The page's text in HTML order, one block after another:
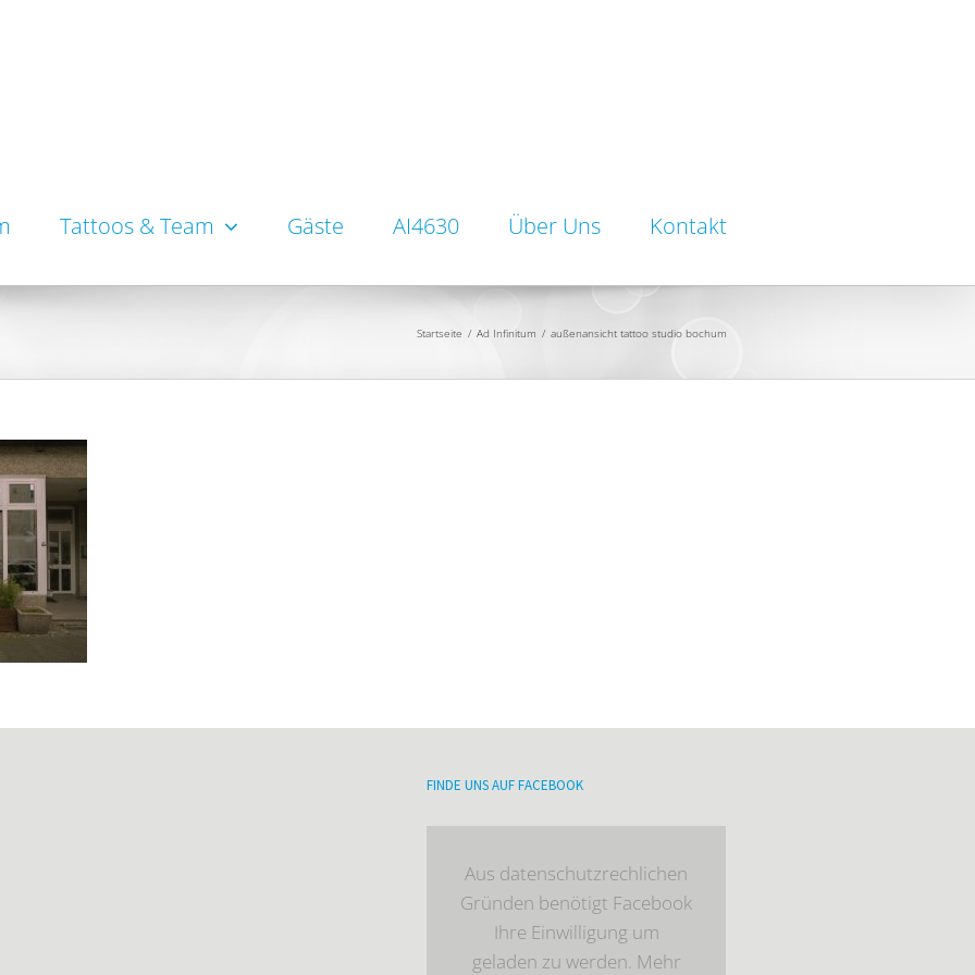
Tattoos & Team Gäste AI4630 Über Uns Kontakt
Startseite / Ad Infinitum / außenansicht tattoo studio bochum
FINDE UNS AUF FACEBOOK
Aus datenschutzrechlichen
Gründen benötigt Facebook
Ihre Einwilligung um
geladen zu werden. Mehr